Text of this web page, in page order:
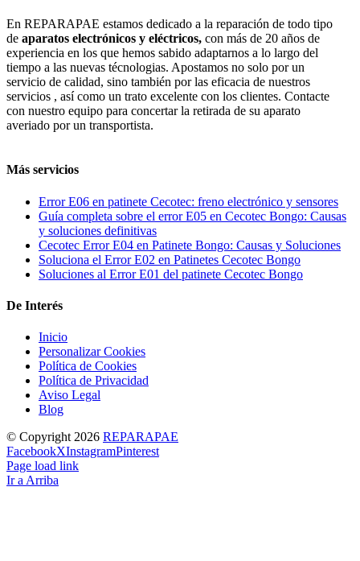
En REPARAPAE estamos dedicado a la reparación de todo tipo
de aparatos electrónicos y eléctricos, con más de 20 años de
experiencia en los que hemos sabido adaptarnos a lo largo del
tiempo a las nuevas técnologias. Apostamos no solo por un
servicio de calidad, sino también por las eficacia de nuestros
servicios , así como un trato excelente con los clientes. Contacte
con nuestro equipo para concertar la retirada de su aparato
averiado por un transportista.
Más servicios
Error E06 en patinete Cecotec: freno electrónico y sensores
Guía completa sobre el error E05 en Cecotec Bongo: Causas
y soluciones definitivas
Cecotec Error E04 en Patinete Bongo: Causas y Soluciones
Soluciona el Error E02 en Patinetes Cecotec Bongo
Soluciones al Error E01 del patinete Cecotec Bongo
De Interés
Inicio
Personalizar Cookies
Política de Cookies
Política de Privacidad
Aviso Legal
Blog
© Copyright 2026 REPARAPAE
FacebookXInstagramPinterest
Page load link
Ir a Arriba